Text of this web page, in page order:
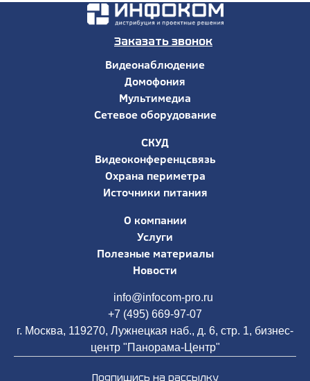
Заказать звонок
Видеонаблюдение
Домофония
Мультимедиа
Сетевое оборудование
СКУД
Видеоконференцсвязь
Охрана периметра
Источники питания
О компании
Услуги
Полезные материалы
Новости
info@infocom-pro.ru
+7 (495) 669-97-07
г. Москва, 119270, Лужнецкая наб., д. 6, стр. 1, бизнес-
центр "Панорама-Центр"
Подпишись на рассылку